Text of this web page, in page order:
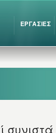
ΕΡΓΑΣΙΕΣ